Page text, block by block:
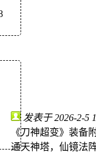
发表于 2026-2-5
《刀神超变》装备
通天神塔，仙镜法